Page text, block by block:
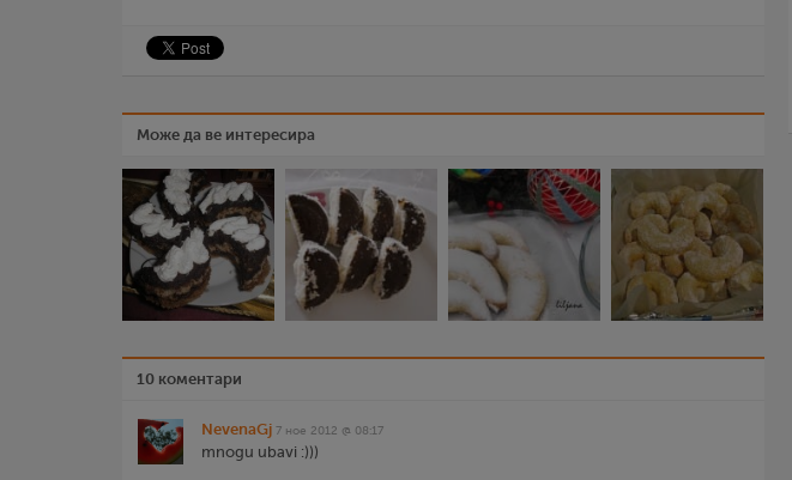
Може да ве интересира
10 коментари
NevenaGj 7 ное 2012 @ 08:17
mnogu ubavi :)))